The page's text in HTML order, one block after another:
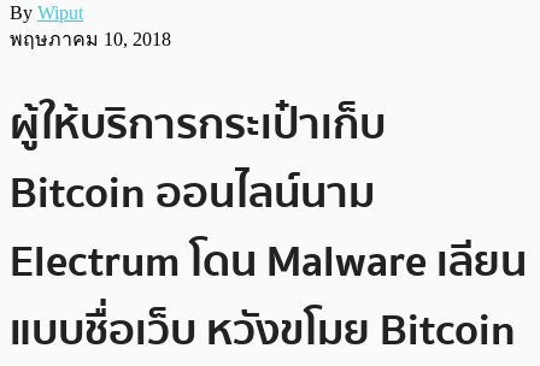
By Wiput
พฤษภาคม 10, 2018
ผู้ให้บริการกระเป๋าเก็บ
Bitcoin ออนไลน์นาม
Electrum โดน Malware เลียน
แบบชื่อเว็บ หวังขโมย Bitcoin